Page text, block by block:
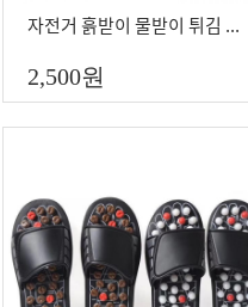
자전거 흙받이 물받이 튀김 방지
2,500원